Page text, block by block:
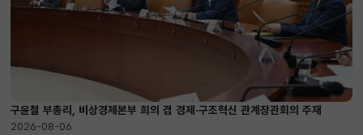
구윤철 부총리, 비상경제본부 희의 겸 경제·구조혁신 관계장관회의 주재
2026-08-06